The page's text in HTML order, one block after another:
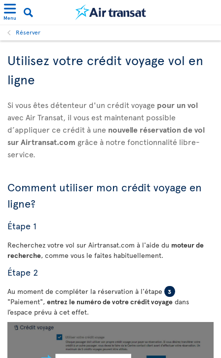
Menu
Réserver
Utilisez votre crédit voyage vol en
ligne
Si vous êtes détenteur d'un crédit voyage pour un vol
avec Air Transat, il vous est maintenant possible
d’appliquer ce crédit à une nouvelle réservation de vol
sur Airtransat.com grâce à notre fonctionnalité libre-
service.
Comment utiliser mon crédit voyage en
ligne?
Étape 1
Recherchez votre vol sur Airtransat.com à l'aide du moteur de
recherche, comme vous le faites habituellement.
Étape 2
Au moment de compléter la réservation à l'étape 3
"Paiement", entrez le numéro de votre crédit voyage dans
l’espace prévu à cet effet.